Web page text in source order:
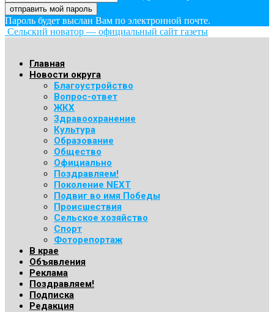
Пароль будет выслан Вам по электронной почте.
Сельский новатор — официальный сайт газеты
Главная
Новости округа
Благоустройство
Вопрос-ответ
ЖКХ
Здравоохранение
Культура
Образование
Общество
Официально
Поздравляем!
Поколение NEXT
Подвиг во имя Победы
Происшествия
Сельское хозяйство
Спорт
Фоторепортаж
В крае
Объявления
Реклама
Поздравляем!
Подписка
Редакция